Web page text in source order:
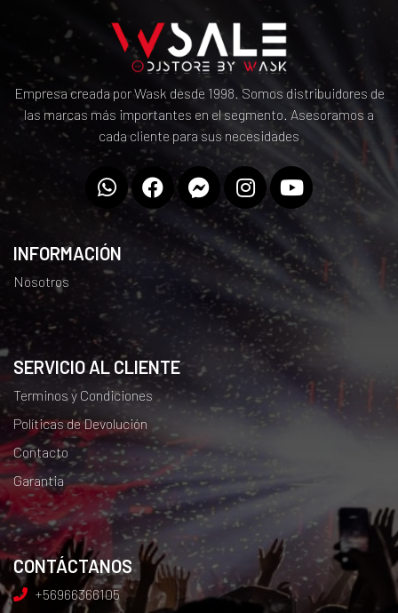
Empresa creada por Wask desde 1998. Somos distribuidores de
las marcas más importantes en el segmento. Asesoramos a
cada cliente para sus necesidades
INFORMACIÓN
Nosotros
SERVICIO AL CLIENTE
Terminos y Condiciones
Políticas de Devolución
Contacto
Garantia
CONTÁCTANOS
+56966366105